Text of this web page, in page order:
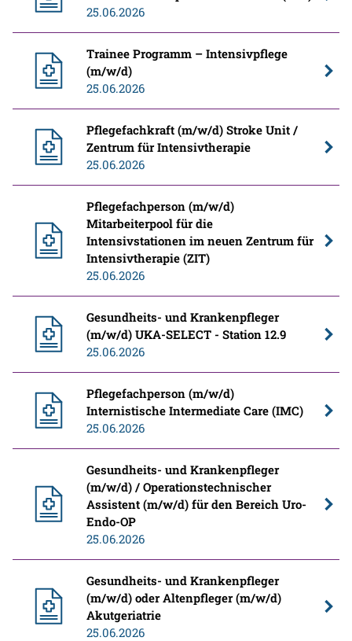
25.06.2026
Trainee Programm – Intensivpflege
(m/w/d)
25.06.2026
Pflegefachkraft (m/w/d) Stroke Unit /
Zentrum für Intensivtherapie
25.06.2026
Pflegefachperson (m/w/d)
Mitarbeiterpool für die
Intensivstationen im neuen Zentrum für
Intensivtherapie (ZIT)
25.06.2026
Gesundheits- und Krankenpfleger
(m/w/d) UKA-SELECT - Station 12.9
25.06.2026
Pflegefachperson (m/w/d)
Internistische Intermediate Care (IMC)
25.06.2026
Gesundheits- und Krankenpfleger
(m/w/d) / Operationstechnischer
Assistent (m/w/d) für den Bereich Uro-
Endo-OP
25.06.2026
Gesundheits- und Krankenpfleger
(m/w/d) oder Altenpfleger (m/w/d)
Akutgeriatrie
25.06.2026